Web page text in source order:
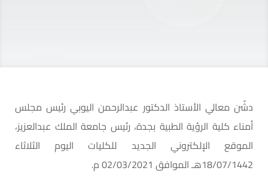
دشّن معالي الأستاذ الدكتور عبدالرحمن اليوبي رئيس مجلس
أمناء كلية الرؤية الطبية بجدة، رئيس جامعة الملك عبدالعزيز،
الموقع الإلكتروني الجديد للكليات اليوم الثلاثاء
18/07/1442هـ الموافق 02/03/2021 م.